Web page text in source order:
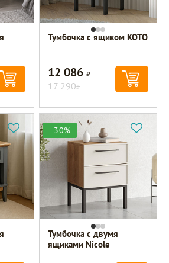
Тумбочка с ящиком KOTO
12 086Р
17 290Р
- 30%
Тумбочка с двумя
ящиками Nicole